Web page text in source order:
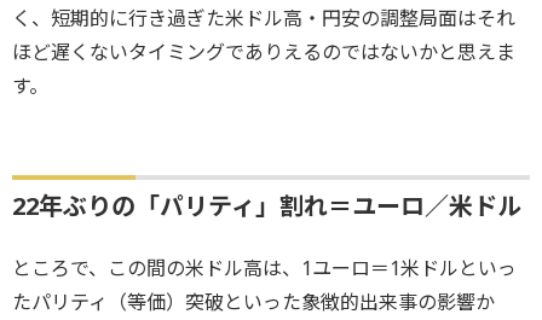
く、短期的に行き過ぎた米ドル高・円安の調整局面はそれ
ほど遅くないタイミングでありえるのではないかと思えま
す。
22年ぶりの「パリティ」割れ＝ユーロ／米ドル
ところで、この間の米ドル高は、1ユーロ＝1米ドルといっ
たパリティ（等価）突破といった象徴的出来事の影響か